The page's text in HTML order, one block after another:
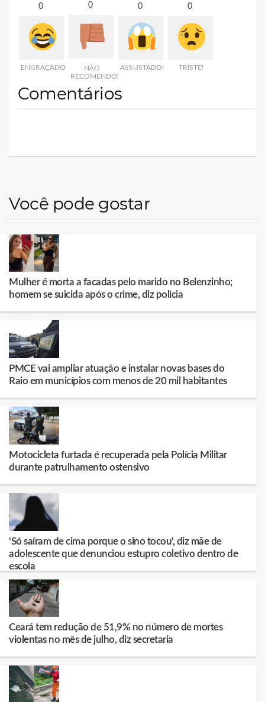
0
ENGRAÇADO
0
NÃO
RECOMENDO!
0
ASSUSTADO!
0
TRISTE!
Comentários
Você pode gostar
Mulher é morta a facadas pelo marido no Belenzinho;
homem se suicida após o crime, diz polícia
PMCE vai ampliar atuação e instalar novas bases do
Raio em municípios com menos de 20 mil habitantes
Motocicleta furtada é recuperada pela Polícia Militar
durante patrulhamento ostensivo
'Só saíram de cima porque o sino tocou', diz mãe de
adolescente que denunciou estupro coletivo dentro de
escola
Ceará tem redução de 51,9% no número de mortes
violentas no mês de julho, diz secretaria